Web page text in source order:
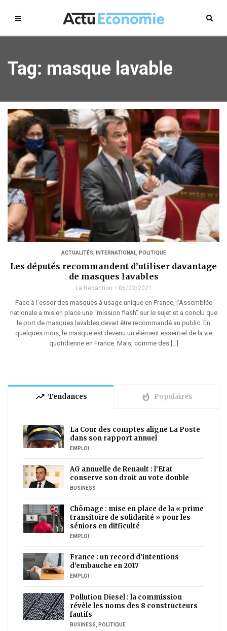
Tag: masque lavable
ACTUALITÉS, INTERNATIONAL, POLITIQUE
Les députés recommandent d’utiliser davantage
de masques lavables
La Rédaction 06/02/2021
Face à l’essor des masques à usage unique en France, l’Assemblée
nationale a mis en place une “mission flash” sur le sujet et a conclu que
le port de masques lavables devait être recommandé au public. En
quelques mois, le masque est devenu un élément essentiel de la vie
quotidienne en France. Mais, comme des […]
trending_up Tendances whatshot Populaires
La Cour des comptes aligne La Poste
dans son rapport annuel
EMPLOI
AG annuelle de Renault : l’Etat
conserve son droit au vote double
BUSINESS
Chômage : mise en place de la « prime
transitoire de solidarité » pour les
séniors en difficulté
EMPLOI
France : un record d’intentions
d’embauche en 2017
EMPLOI
Pollution Diesel : la commission
révèle les noms des 8 constructeurs
fautifs
BUSINESS POLITIQUE